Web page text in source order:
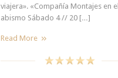
viajera». «Compañía Montajes en el
abismo Sábado 4 // 20 […]
Read More